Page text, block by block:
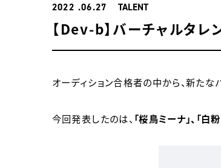
2022 06.27 TALENT
【Dev-b】バーチャルタレ
オーディション合格者の中から、新たな
今回発表したのは、 「桜鳥ミーナ」、「白